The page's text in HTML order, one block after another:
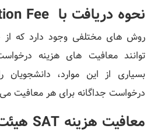
نحوه دریافت با Application Fee
روش های مختلفی وجود دارد که از
توانند معافیت های هزینه
بسیاری از این موارد، دانشجویان
درخواست جداگانه برای هر معافیت
معافیت هزینه SAT هیئت کالج: